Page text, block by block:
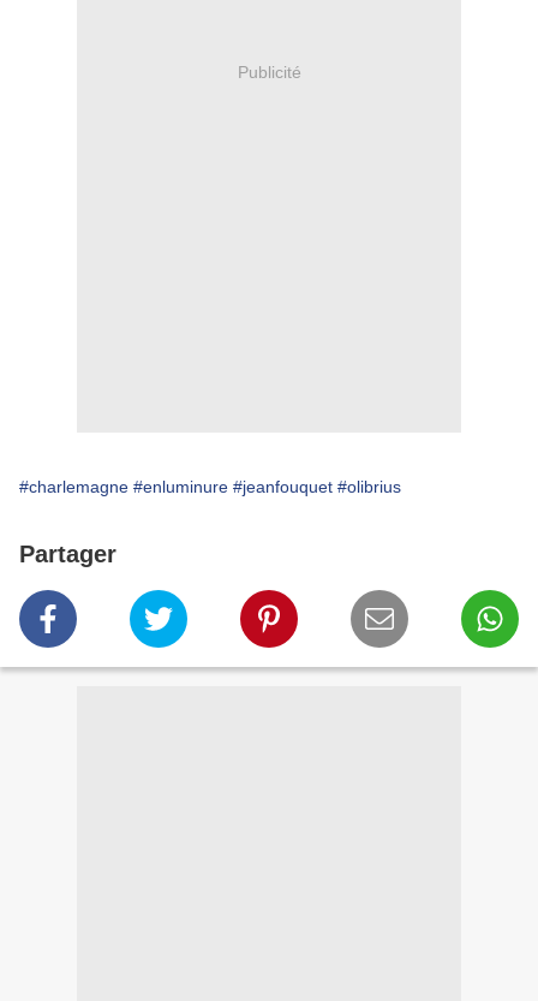
Publicité
#charlemagne #enluminure #jeanfouquet #olibrius
Partager